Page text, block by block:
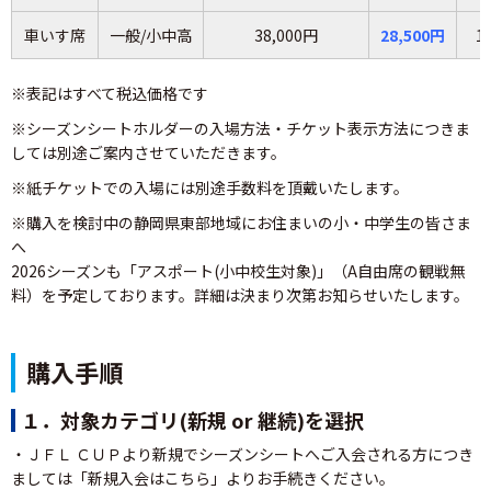
車いす席 一般/小中高 38,000円 28,500円
※表記はすべて税込価格です
※シーズンシートホルダーの入場方法・チケット表示方法につきま
しては別途ご案内させていただきます。
※紙チケットでの入場には別途手数料を頂戴いたします。
※購入を検討中の静岡県東部地域にお住まいの小・中学生の皆さま
へ
2026シーズンも「アスポート(小中校生対象)」（A自由席の観戦無
料）を予定しております。詳細は決まり次第お知らせいたします。
購入手順
１．対象カテゴリ(新規 or 継続)を選択
・ＪＦＬ ＣＵＰより新規でシーズンシートへご入会される方につき
ましては「新規入会はこちら」よりお手続きください。